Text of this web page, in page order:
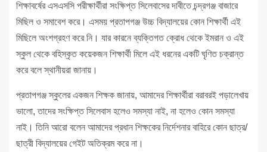
শিক্ষাবর্ষের এসএসসি পরীক্ষার্থীরা সংক্ষিপ্ত সিলেবাসের দাবীতে চন্দ্রগঞ্জ বাজারে
মিছিল ও সমাবেশ করে। এসময় প্রতাপগঞ্জ উচ্চ বিদ্যালয়ের কোন শিক্ষার্থী এই
মিছিলে অংশগ্রহণ করে নি। যার কারনে ব্যক্তিগত ক্রোধ থেকে ইমরান ও এই
স্কুল থেকে বহিস্কৃত কয়েকজন শিক্ষার্থী মিলে এই ধরনের একটি ঘৃণিত চক্রান্ত
করে বলে স্থানীয়রা জানায়।
প্রতাপগঞ্জ স্কুলের একজন শিক্ষক জানায়, আমাদের শিক্ষার্থীরা বরাবরই পড়ালেখায়
ভালো, তাদের সংক্ষিপ্ত সিলেবাস হলেও সমস্যা নাই, না হলেও কোন সমস্যা
নাই। তিনি আরো বলেন আমাদের প্রধান শিক্ষকের নির্দেশনার বাহিরে কোন ছাত্র/
ছাত্রী বিদ্যালয়ের গেইট অতিক্রম করে না।